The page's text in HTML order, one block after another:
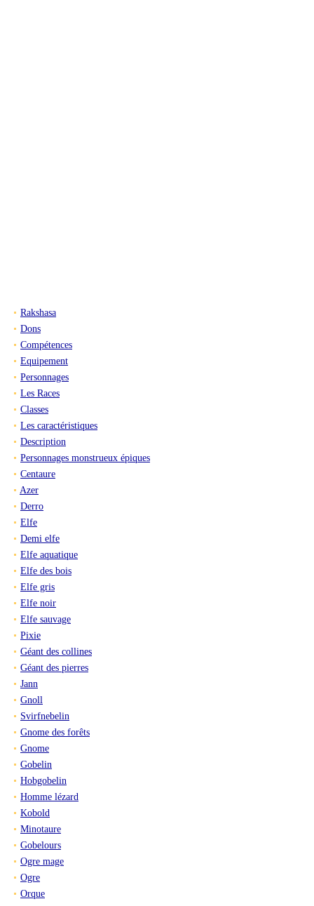
Rakshasa
Dons
Compétences
Equipement
Personnages
Les Races
Classes
Les caractéristiques
Description
Personnages monstrueux épiques
Centaure
Azer
Derro
Elfe
Demi elfe
Elfe aquatique
Elfe des bois
Elfe gris
Elfe noir
Elfe sauvage
Pixie
Géant des collines
Géant des pierres
Jann
Gnoll
Svirfnebelin
Gnome des forêts
Gnome
Gobelin
Hobgobelin
Homme lézard
Kobold
Minotaure
Gobelours
Ogre mage
Ogre
Orque